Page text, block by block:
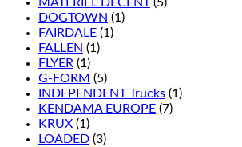
DOGTOWN (1)
FAIRDALE (1)
FALLEN (1)
FLYER (1)
G-FORM (5)
INDEPENDENT Trucks (1)
KENDAMA EUROPE (7)
KRUX (1)
LOADED (3)